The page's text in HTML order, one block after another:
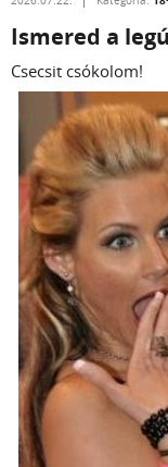
Ismered a
Csecsit csókolom!